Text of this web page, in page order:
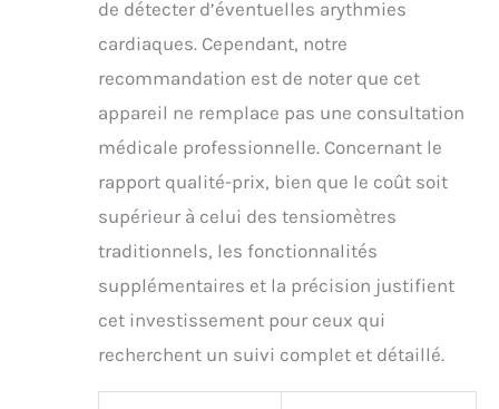
de détecter d’éventuelles arythmies
cardiaques. Cependant, notre
recommandation est de noter que cet
appareil ne remplace pas une consultation
médicale professionnelle. Concernant le
rapport qualité-prix, bien que le coût soit
supérieur à celui des tensiomètres
traditionnels, les fonctionnalités
supplémentaires et la précision justifient
cet investissement pour ceux qui
recherchent un suivi complet et détaillé.